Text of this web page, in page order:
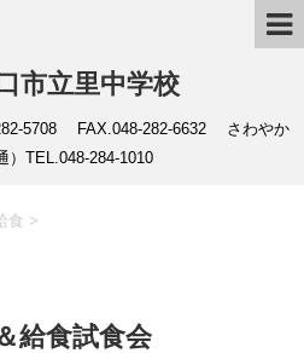
市立里中学校
5708 FAX.048-282-6632 さわやか
）TEL.048-284-1010
食 >
給食試食会